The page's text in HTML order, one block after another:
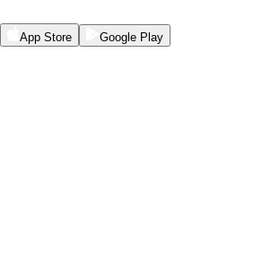
App Store Google Play